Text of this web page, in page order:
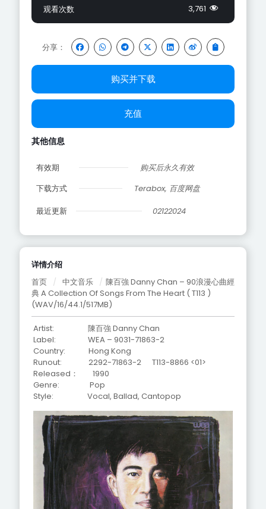
详情介绍
首页 / 中文音乐 / 陳百強 Danny Chan – 90浪漫心曲經
典 A Collection Of Songs From The Heart ( T113 )
(WAV/16/44.1/517MB)
Artist: 陳百強 Danny Chan
Label: WEA – 9031-71863-2
Country: Hong Kong
Runout: 2292-71863-2 T113-8866 <01>
Released： 1990
Genre: Pop
Style: Vocal, Ballad, Cantopop
观看次数
3,761
分享：
购买并下载
充值
其他信息
有效期
购买后永久有效
下载方式
Terabox, 百度网盘
最近更新
02122024